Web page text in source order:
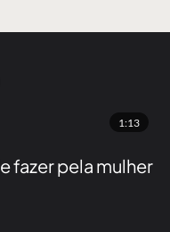
1:13
fazer pela mulher